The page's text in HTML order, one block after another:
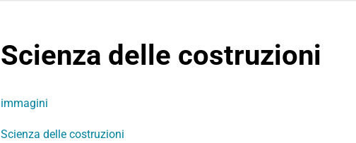
Scienza delle costruzioni
immagini
Scienza delle costruzioni